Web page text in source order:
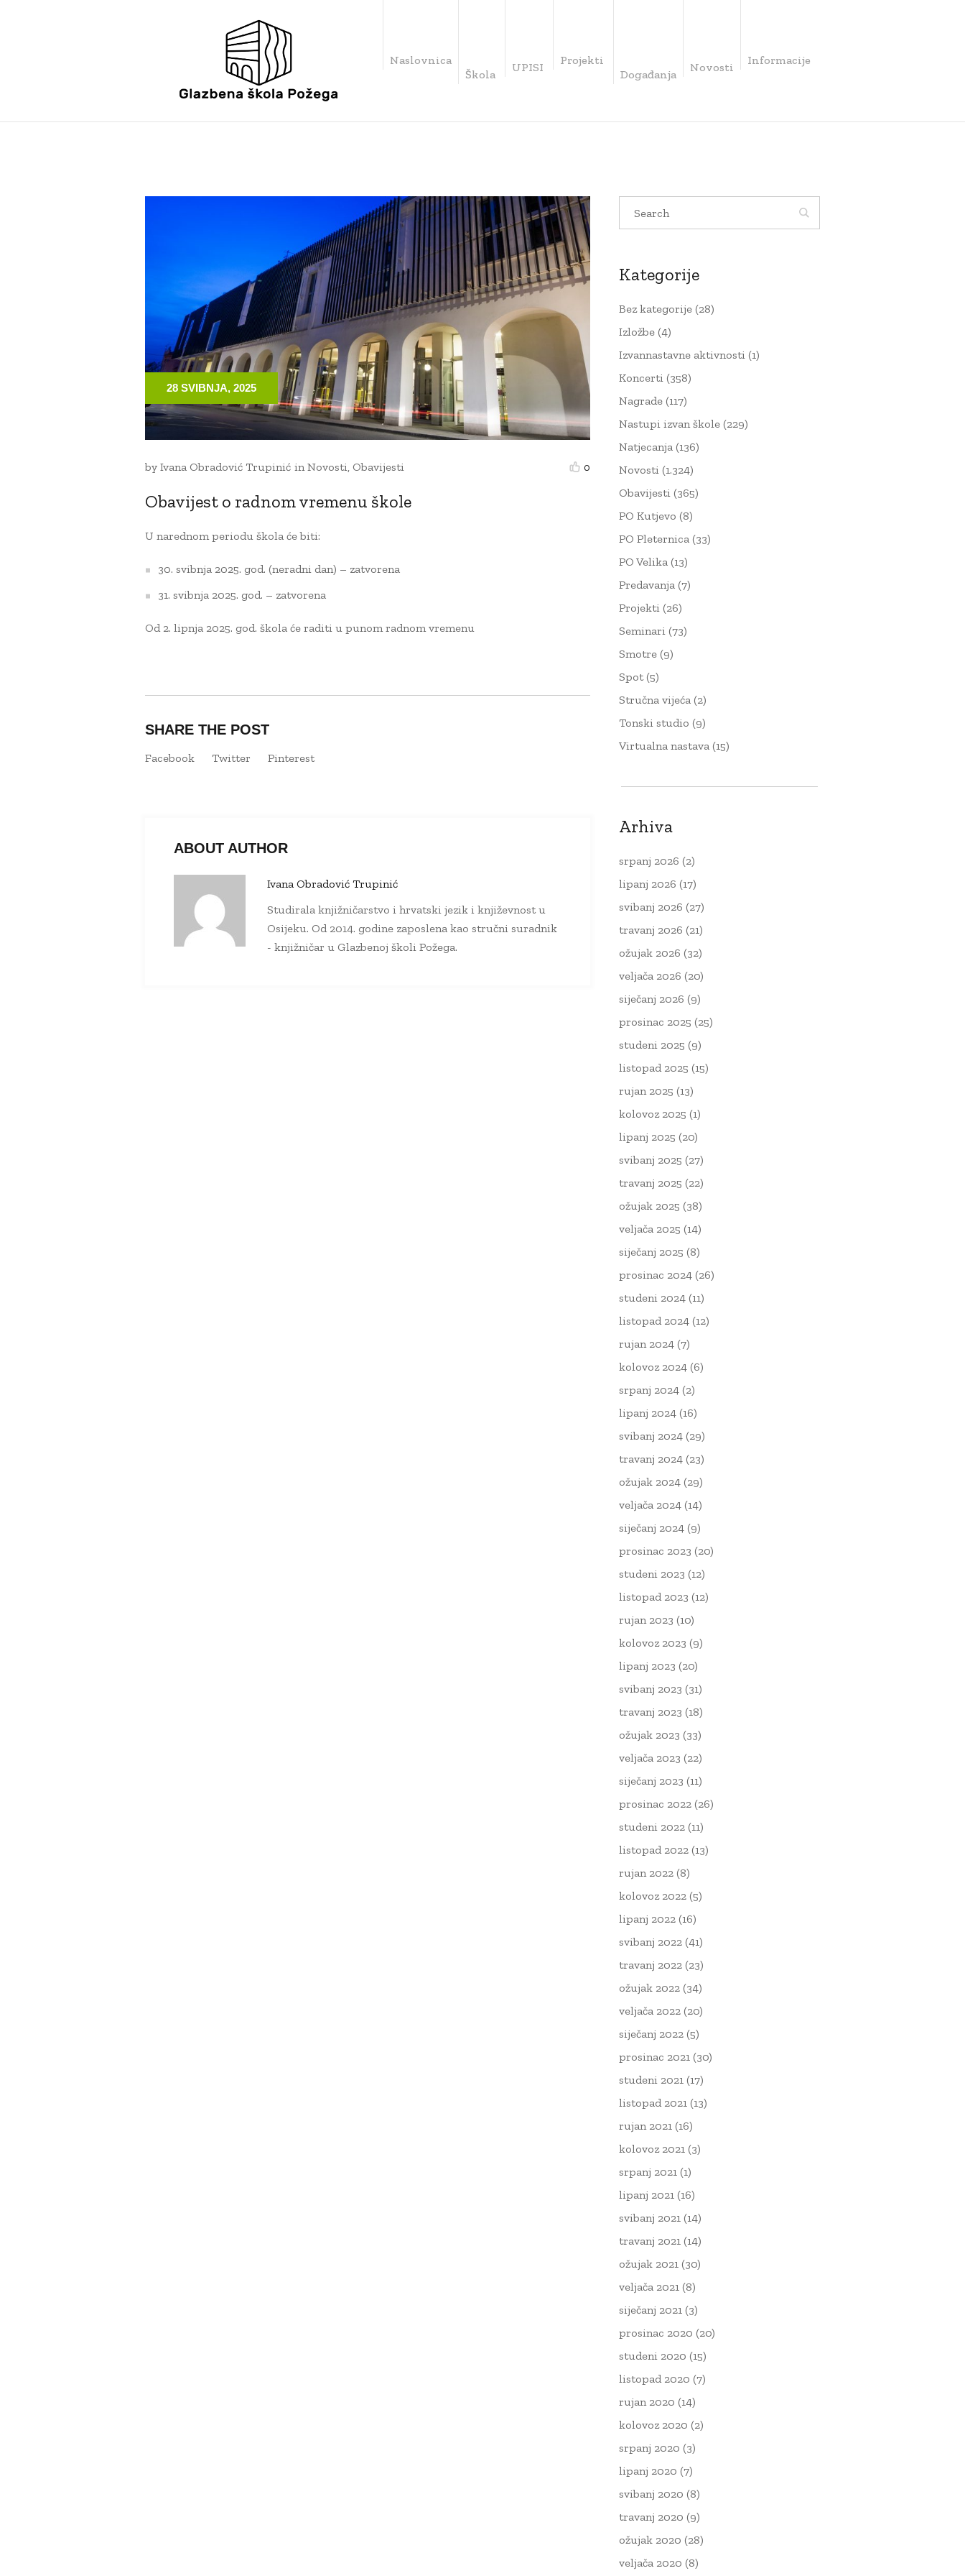
Naslovnica
Škola
UPISI
Projekti
Događanja
Novosti
Informacije
28 SVIBNJA, 2025
0
by Ivana Obradović Trupinić inNovosti, Obavijesti
Obavijest o radnom vremenu škole
U narednom periodu škola će biti:
30. svibnja 2025. god. (neradni dan) – zatvorena
31. svibnja 2025. god. – zatvorena
Od 2. lipnja 2025. god. škola će raditi u punom radnom vremenu
SHARE THE POST
Facebook Twitter Pinterest
ABOUT AUTHOR
Ivana Obradović Trupinić
Studirala knjižničarstvo i hrvatski jezik i književnost u
Osijeku. Od 2014. godine zaposlena kao stručni suradnik
- knjižničar u Glazbenoj školi Požega.
Kategorije
Bez kategorije (28)
Izložbe (4)
Izvannastavne aktivnosti (1)
Koncerti (358)
Nagrade (117)
Nastupi izvan škole (229)
Natjecanja (136)
Novosti (1.324)
Obavijesti (365)
PO Kutjevo (8)
PO Pleternica (33)
PO Velika (13)
Predavanja (7)
Projekti (26)
Seminari (73)
Smotre (9)
Spot(5)
Stručna vijeća (2)
Tonski studio (9)
Virtualna nastava (15)
Arhiva
srpanj 2026 (2)
lipanj 2026 (17)
svibanj 2026 (27)
travanj 2026 (21)
ožujak 2026 (32)
veljača 2026 (20)
siječanj 2026 (9)
prosinac 2025 (25)
studeni 2025 (9)
listopad 2025 (15)
rujan 2025 (13)
kolovoz 2025 (1)
lipanj 2025 (20)
svibanj 2025 (27)
travanj 2025 (22)
ožujak 2025 (38)
veljača 2025 (14)
siječanj 2025 (8)
prosinac 2024 (26)
studeni 2024 (11)
listopad 2024 (12)
rujan 2024 (7)
kolovoz 2024 (6)
srpanj 2024 (2)
lipanj 2024 (16)
svibanj 2024 (29)
travanj 2024 (23)
ožujak 2024 (29)
veljača 2024 (14)
siječanj 2024 (9)
prosinac 2023 (20)
studeni 2023 (12)
listopad 2023 (12)
rujan 2023 (10)
kolovoz 2023 (9)
lipanj 2023 (20)
svibanj 2023 (31)
travanj 2023 (18)
ožujak 2023 (33)
veljača 2023 (22)
siječanj 2023 (11)
prosinac 2022 (26)
studeni 2022 (11)
listopad 2022 (13)
rujan 2022 (8)
kolovoz 2022 (5)
lipanj 2022 (16)
svibanj 2022 (41)
travanj 2022 (23)
ožujak 2022 (34)
veljača 2022 (20)
siječanj 2022 (5)
prosinac 2021 (30)
studeni 2021 (17)
listopad 2021 (13)
rujan 2021 (16)
kolovoz 2021 (3)
srpanj 2021 (1)
lipanj 2021 (16)
svibanj 2021 (14)
travanj 2021 (14)
ožujak 2021 (30)
veljača 2021 (8)
siječanj 2021 (3)
prosinac 2020 (20)
studeni 2020 (15)
listopad 2020 (7)
rujan 2020 (14)
kolovoz 2020 (2)
srpanj 2020 (3)
lipanj 2020 (7)
svibanj 2020 (8)
travanj 2020 (9)
ožujak 2020 (28)
veljača 2020 (8)